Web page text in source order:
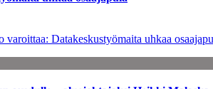
Datakeskustyömaita uhkaa